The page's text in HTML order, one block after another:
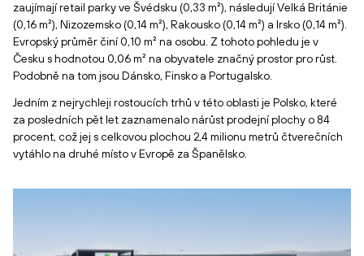
zaujímají retail parky ve Švédsku (0,33 m²), následují Velká Británie
(0,16 m²), Nizozemsko (0,14 m²), Rakousko (0,14 m²) a Irsko (0,14 m²).
Evropský průměr činí 0,10 m² na osobu. Z tohoto pohledu je v
Česku s hodnotou 0,06 m² na obyvatele značný prostor pro růst.
Podobně na tom jsou Dánsko, Finsko a Portugalsko.
Jedním z nejrychleji rostoucích trhů v této oblasti je Polsko, které
za posledních pět let zaznamenalo nárůst prodejní plochy o 84
procent, což jej s celkovou plochou 2,4 milionu metrů čtverečních
vytáhlo na druhé místo v Evropě za Španělsko.